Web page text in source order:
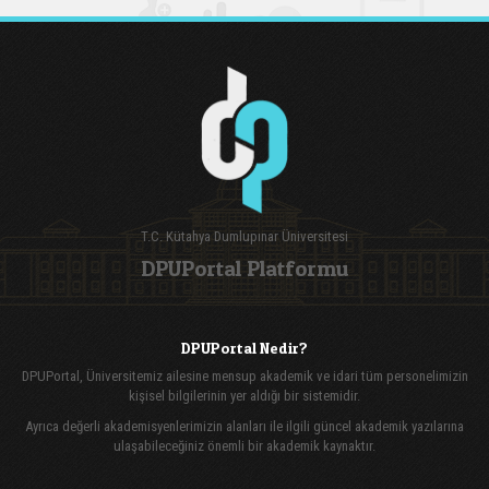
T.C. Kütahya Dumlupınar Üniversitesi
DPUPortal Platformu
DPUPortal Nedir?
DPUPortal, Üniversitemiz ailesine mensup akademik ve idari tüm personelimizin
kişisel bilgilerinin yer aldığı bir sistemidir.
Ayrıca değerli akademisyenlerimizin alanları ile ilgili güncel akademik yazılarına
ulaşabileceğiniz önemli bir akademik kaynaktır.